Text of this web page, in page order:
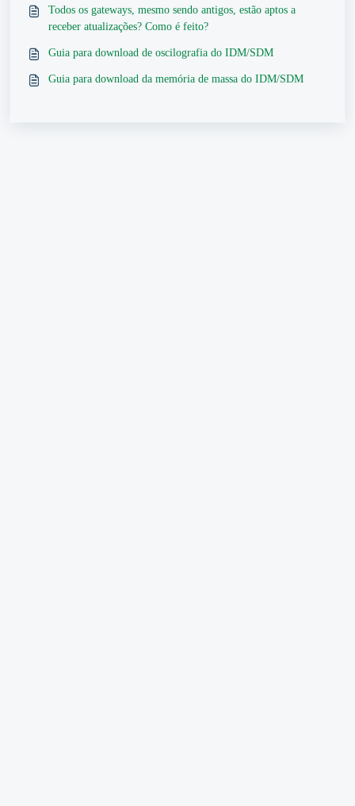
Todos os gateways, mesmo sendo antigos, estão aptos a
receber atualizações? Como é feito?
Guia para download de oscilografia do IDM/SDM
Guia para download da memória de massa do IDM/SDM